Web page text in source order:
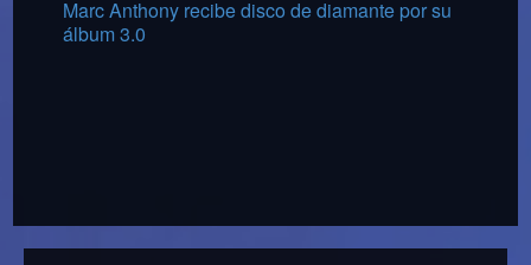
Marc Anthony recibe disco de diamante por su
álbum 3.0